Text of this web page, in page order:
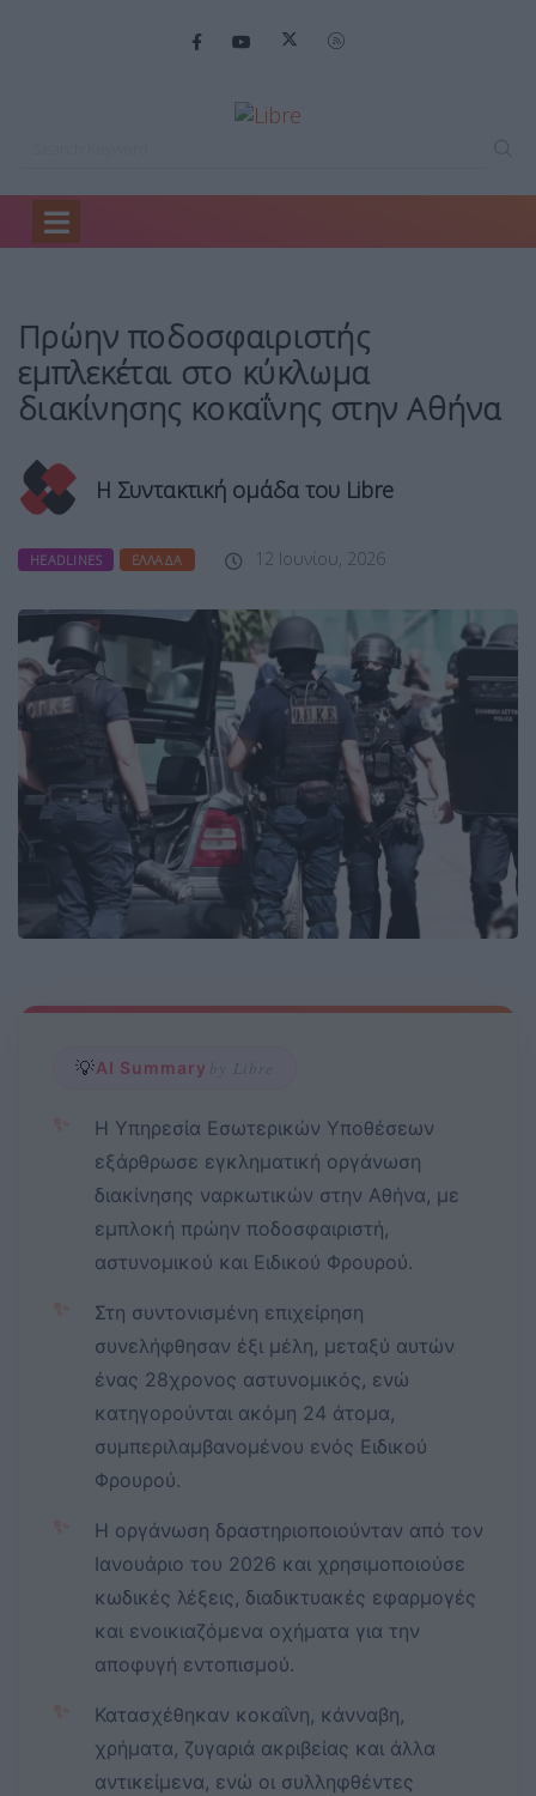
Home
Πρώην ποδοσφαιριστής εμπλεκέται…
Πρώην ποδοσφαιριστής
εμπλεκέται στο κύκλωμα
διακίνησης κοκαΐνης στην Αθήνα
Η Συντακτική ομάδα του Libre
HEADLINES ΕΛΛΆΔΑ 12 Ιουνίου, 2026
💡AI Summary by Libre
✨
Η Υπηρεσία Εσωτερικών Υποθέσεων
εξάρθρωσε εγκληματική οργάνωση
διακίνησης ναρκωτικών στην Αθήνα, με
εμπλοκή πρώην ποδοσφαιριστή,
αστυνομικού και Ειδικού Φρουρού.
✨
Στη συντονισμένη επιχείρηση
συνελήφθησαν έξι μέλη, μεταξύ αυτών
ένας 28χρονος αστυνομικός, ενώ
κατηγορούνται ακόμη 24 άτομα,
συμπεριλαμβανομένου ενός Ειδικού
Φρουρού.
✨
Η οργάνωση δραστηριοποιούνταν από τον
Ιανουάριο του 2026 και χρησιμοποιούσε
κωδικές λέξεις, διαδικτυακές εφαρμογές
και ενοικιαζόμενα οχήματα για την
αποφυγή εντοπισμού.
✨
Κατασχέθηκαν κοκαΐνη, κάνναβη,
χρήματα, ζυγαριά ακριβείας και άλλα
αντικείμενα, ενώ οι συλληφθέντες